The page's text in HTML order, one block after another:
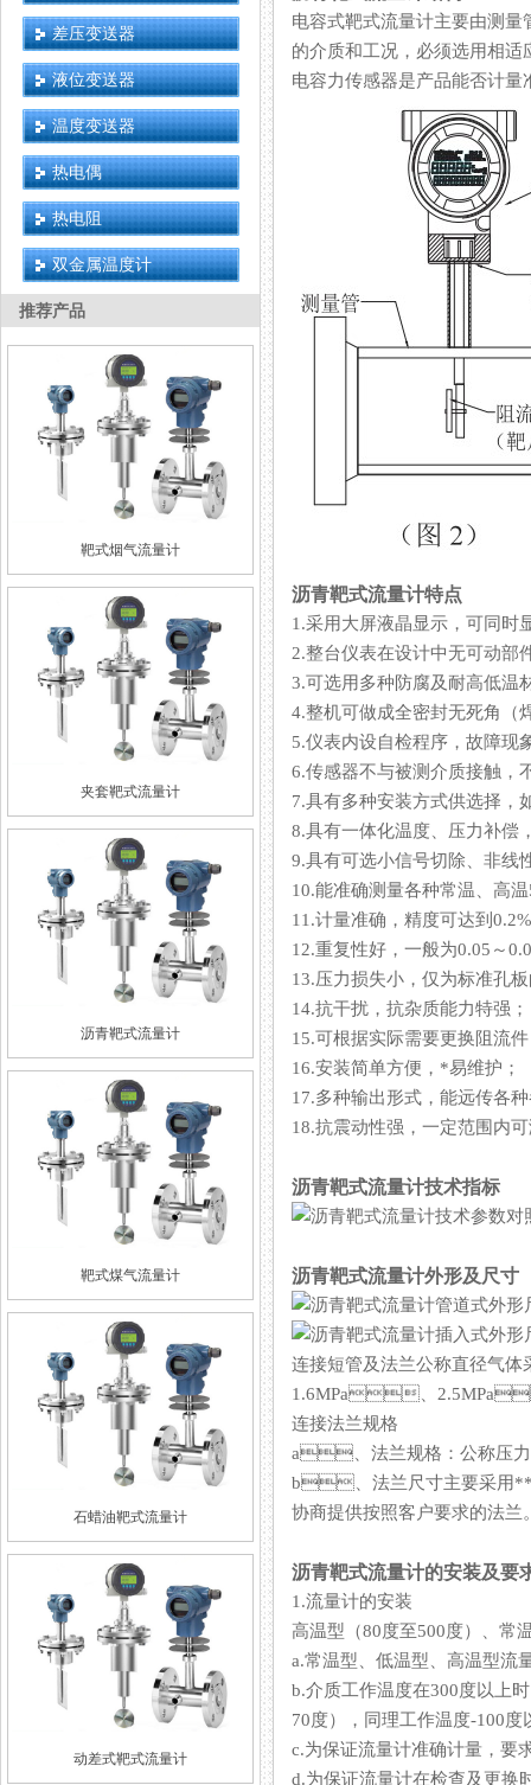
差压变送器
液位变送器
温度变送器
热电偶
热电阻
双金属温度计
推荐产品
靶式烟气流量计
夹套靶式流量计
沥青靶式流量计
靶式煤气流量计
石蜡油靶式流量计
动差式靶式流量计
电容式靶式流量计主要由测量管
的介质和工况，必须选用相适
电容力传感器是产品能否计量准
沥青靶式流量计特点
1.采用大屏液晶显示，可同时
2.整台仪表在设计中无可动部件
3.可选用多种防腐及耐高低温材
4.整机可做成全密封无死角（焊接
5.仪表内设自检程序，故障现
6.传感器不与被测介质接触，不
7.具有多种安装方式供选择，如
8.具有一体化温度、压力补偿
9.具有可选小信号切除、非线性
10.能准确测量各种常温、高温
11.计量准确，精度可达到
12.重复性好，一般为0.05～
13.压力损失小，仅为标准孔板
14.抗干扰，抗杂质能力特强；
15.可根据实际需要更换阻流件
16.安装简单方便，*易维护；
17.多种输出形式，能远传各种参
18.抗震动性强，一定范围内可测
沥青靶式流量计技术指标
沥青靶式流量计外形及尺寸
连接短管及法兰公称直径气
1.6MPa、
连接法兰规格
a、法兰规格：公称压力
b、法兰尺寸主要采用**标
协商提供按照客户要求的法兰
沥青靶式流量计的安装及要
1.流量计的安装
高温型（80度至500度）、常
a.常温型、低温型、高
b.介质工作温度在300度以上
70度），同理工作温度-100度
c.为保证流量计准确计量，要
d.为保证流量计在检查及更换时不